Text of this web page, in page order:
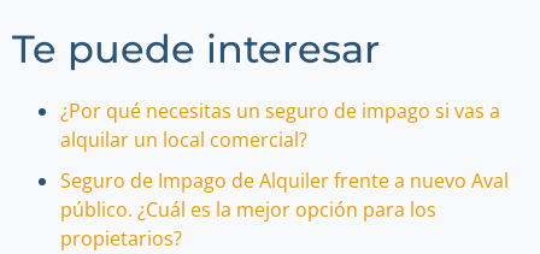
Te puede interesar
¿Por qué necesitas un seguro de impago si vas a
alquilar un local comercial?
Seguro de Impago de Alquiler frente a nuevo Aval
público. ¿Cuál es la mejor opción para los
propietarios?